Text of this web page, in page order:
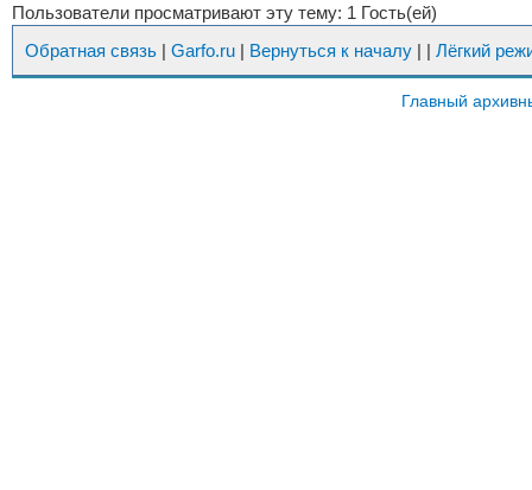
Пользователи просматривают эту тему: 1 Гость(ей)
Обратная связь | Garfo.ru | Вернуться к началу | | Лёгкий
Главный